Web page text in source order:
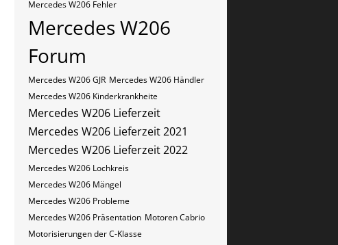
Mercedes W206 Fehler
Mercedes W206
Forum
Mercedes W206 GJR Mercedes W206 Händler
Mercedes W206 Kinderkrankheite
Mercedes W206 Lieferzeit
Mercedes W206 Lieferzeit 2021
Mercedes W206 Lieferzeit 2022
Mercedes W206 Lochkreis
Mercedes W206 Mängel
Mercedes W206 Probleme
Mercedes W206 Präsentation Motoren Cabrio
Motorisierungen der C-Klasse